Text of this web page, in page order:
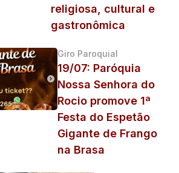
religiosa, cultural e
gastronômica
Giro Paroquial
19/07: Paróquia
Nossa Senhora do
Rocio promove 1ª
Festa do Espetão
Gigante de Frango
na Brasa